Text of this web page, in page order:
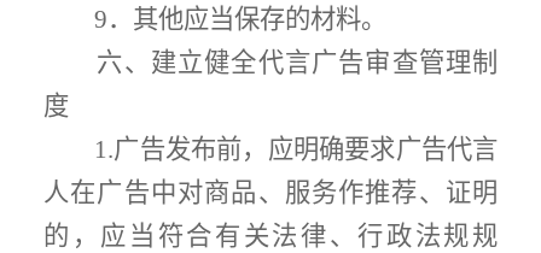
9．其他应当保存的材料。
六、建立健全代言广告审查管理制
度
1.广告发布前，应明确要求广告代言
人在广告中对商品、服务作推荐、证明
的，应当符合有关法律、行政法规规